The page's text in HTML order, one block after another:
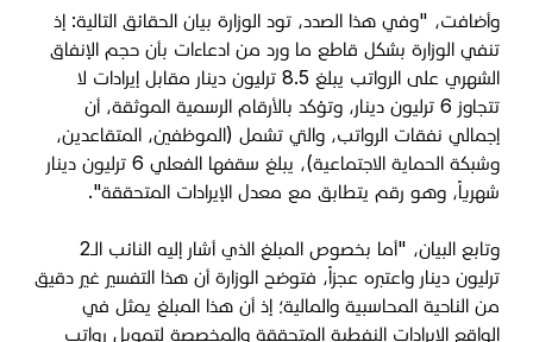
وأضافت، "​وفي هذا الصدد، تود الوزارة بيان الحقائق التالية: إذ
تنفي الوزارة بشكل قاطع ما ورد من ادعاءات بأن حجم الإنفاق
الشهري على الرواتب يبلغ 8.5 ترليون دينار مقابل إيرادات لا
تتجاوز 6 ترليون دينار، وتؤكد بالأرقام الرسمية الموثقة، أن
إجمالي نفقات الرواتب، والتي تشمل (الموظفين، المتقاعدين،
وشبكة الحماية الاجتماعية)، يبلغ سقفها الفعلي 6 ترليون دينار
شهرياً، وهو رقم يتطابق مع معدل الإيرادات المتحققة".
وتابع البيان، "​أما بخصوص المبلغ الذي أشار إليه النائب الـ2
ترليون دينار واعتبره عجزاً، فتوضح الوزارة أن هذا التفسير غير دقيق
من الناحية المحاسبية والمالية؛ إذ أن هذا المبلغ يمثل في
الواقع الإيرادات النفطية المتحققة والمخصصة لتمويل رواتب